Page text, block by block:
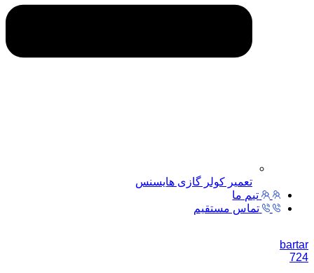
تعمیر کولر گازی هایسنس
تیم ما
تماس مستقیم
bartar
724